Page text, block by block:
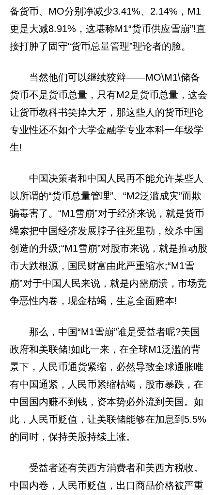
备货币、MO分别净减少3.41%、2.14%，M1
更是大减8.91%，这堪称M1“货币供应雪崩”!直
接打肿了固守“货币总量管理”理论者的脸。
当然他们可以继续狡辩——MO\M1\储备
货币不是货币总量，只有M2是货币总量，这会
让货币教科书笑掉大牙，那这些人的货币理论
专业性还不如个大学金融学专业本科一年级学
生!
中国决策者和中国人民再不能允许某些人
以所谓的“货币总量管理”、“M2泛滥成灾”而欺
骗毒害了。“M1雪崩”对于经济来说，就是货币
绳索把中国经济发展脖子往死里勒，绞杀中国
创造的升级;“M1雪崩”对股市来说，就是推动股
市大跌根源，国民财富由此严重缩水;“M1雪
崩”对于中国人民来说，就是内需崩溃，市场竞
争恶性内卷，现金枯竭，生意全面赔本!
那么，中国“M1雪崩”谁是受益者呢?美国
政府和美联储!如此一来，在全球M1泛滥的背
景下，人民币通货紧缩，必然导致全球通胀唯
有中国通紧，人民币紧缩枯竭，股市暴跌，在
中国国内赚不到钱，资本势必外流到美国。如
此，人民币贬值，让美联储能够在加息到5.5%
的同时，保持美股持续上涨。
受益者还有美西方消费者和美西方税收。
中国内卷，人民币贬值，出口商品价格被严重